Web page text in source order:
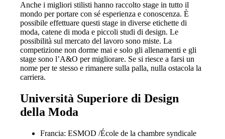
Anche i migliori stilisti hanno raccolto stage in tutto il
mondo per portare con sé esperienza e conoscenza. È
possibile effettuare questi stage in diverse etichette di
moda, catene di moda e piccoli studi di design. Le
possibilità sul mercato del lavoro sono miste. La
competizione non dorme mai e solo gli allenamenti e gli
stage sono l’A&O per migliorare. Se si riesce a farsi un
nome per te stesso e rimanere sulla palla, nulla ostacola la
carriera.
Università Superiore di Design
della Moda
Francia: ESMOD /École de la chambre syndicale